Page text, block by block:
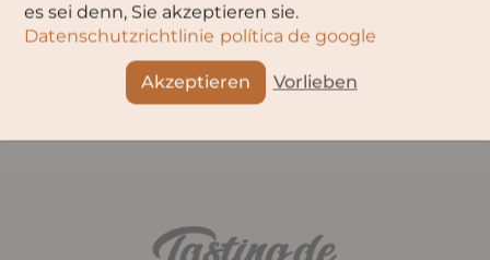
es sei denn, Sie akzeptieren sie.
Datenschutzrichtlinie política de google
Akzeptieren Vorlieben